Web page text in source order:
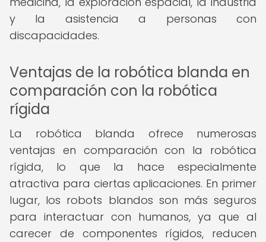
y la asistencia a personas con
discapacidades.
Ventajas de la robótica blanda en
comparación con la robótica
rígida
La robótica blanda ofrece numerosas
ventajas en comparación con la robótica
rígida, lo que la hace especialmente
atractiva para ciertas aplicaciones. En primer
lugar, los robots blandos son más seguros
para interactuar con humanos, ya que al
carecer de componentes rígidos, reducen